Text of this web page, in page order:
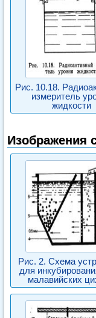
Рис. 10.18.
измеритель
жидкости
Изображения
Рис. 2. Схема
для
малавийских